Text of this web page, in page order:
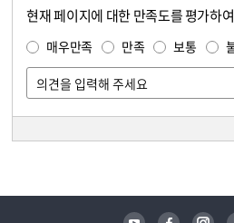
현재 페이지에 대한 만족도를 평가하
매우만족 만족 보통
유튜브 페이스북 인스타그램